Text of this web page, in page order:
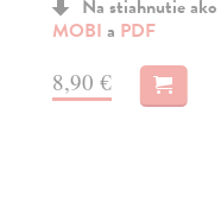
Na stiahnutie ako
MOBI a PDF
8,90 €